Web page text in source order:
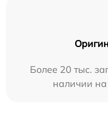
Более 20 тыс.
наличии на